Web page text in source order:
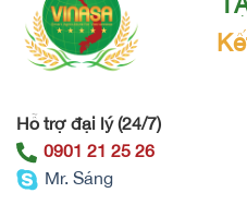
Hỗ trợ đại lý (24/7)
0901 21 25 26
Mr. Sáng